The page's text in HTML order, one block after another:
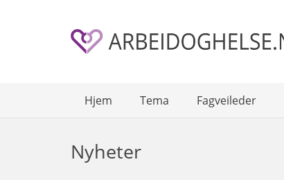
Hjem Tema Fagveileder
Nyheter